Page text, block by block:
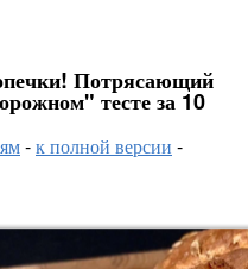
Потрясающий
тесте за 10
-к полной версии -